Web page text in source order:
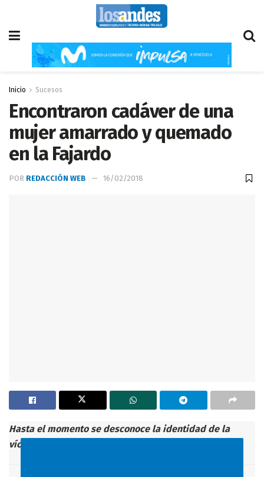
Inicio Sucesos
Encontraron cadáver de una
mujer amarrado y quemado
en la Fajardo
POR REDACCIÓN WEB 16/02/2018
Hasta el momento se desconoce la identidad de la
víctima